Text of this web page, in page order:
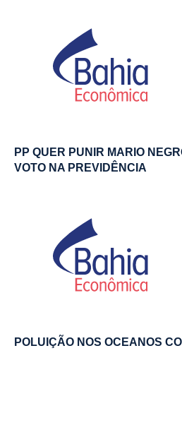
PP QUER PUNIR MARIO
VOTO NA PREVIDÊNCIA
POLUIÇÃO NOS OCEANOS